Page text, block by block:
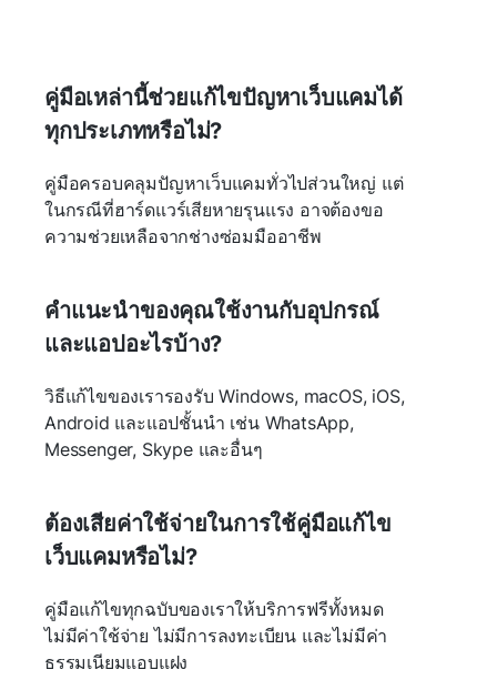
คู่มือเหล่านี้ช่วยแก้ไขปัญหาเว็บแคมได้
ทุกประเภทหรือไม่?
คู่มือครอบคลุมปัญหาเว็บแคมทั่วไปส่วนใหญ่ แต่
ในกรณีที่ฮาร์ดแวร์เสียหายรุนแรง อาจต้องขอ
ความช่วยเหลือจากช่างซ่อมมืออาชีพ
คำแนะนำของคุณใช้งานกับอุปกรณ์
และแอปอะไรบ้าง?
วิธีแก้ไขของเรารองรับ Windows, macOS, iOS,
Android และแอปชั้นนำ เช่น WhatsApp,
Messenger, Skype และอื่นๆ
ต้องเสียค่าใช้จ่ายในการใช้คู่มือแก้ไข
เว็บแคมหรือไม่?
คู่มือแก้ไขทุกฉบับของเราให้บริการฟรีทั้งหมด
ไม่มีค่าใช้จ่าย ไม่มีการลงทะเบียน และไม่มีค่า
ธรรมเนียมแอบแฝง